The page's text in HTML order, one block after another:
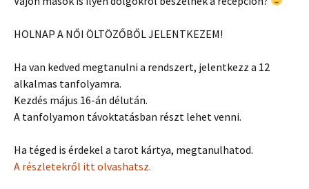
HOLNAP A NŐI ÖLTÖZŐBŐL JELENTKEZEM!
Ha van kedved megtanulni a rendszert, jelentkezz a 12
alkalmas tanfolyamra.
Kezdés május 16-án délután.
A tanfolyamon távoktatásban részt lehet venni.
Ha téged is érdekel a tarot kártya, megtanulhatod.
A részletekről itt olvashatsz.